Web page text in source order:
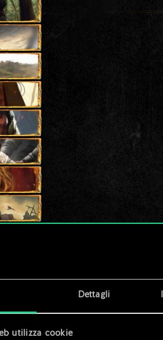
Dettagli
utilizza cookie